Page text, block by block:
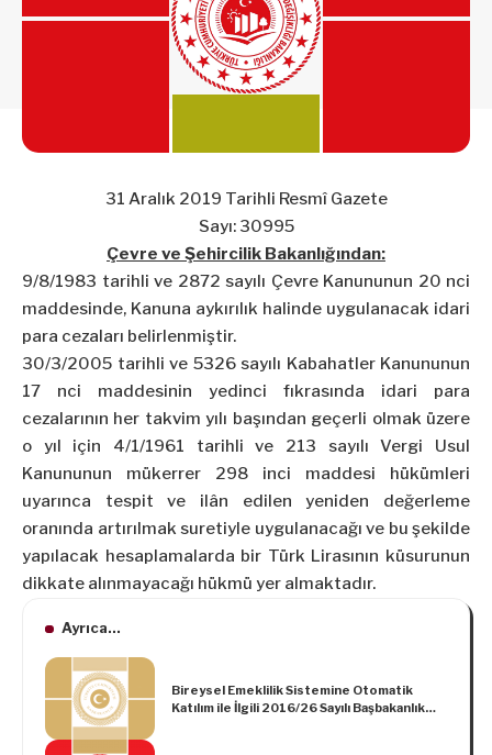
31 Aralık 2019 Tarihli Resmî Gazete
Sayı: 30995
Çevre ve Şehircilik Bakanlığından:
9/8/1983 tarihli ve 2872 sayılı Çevre Kanununun 20 nci
maddesinde, Kanuna aykırılık halinde uygulanacak idari
para cezaları belirlenmiştir.
30/3/2005 tarihli ve 5326 sayılı Kabahatler Kanununun
17 nci maddesinin yedinci fıkrasında idari para
cezalarının her takvim yılı başından geçerli olmak üzere
o yıl için 4/1/1961 tarihli ve 213 sayılı Vergi Usul
Kanununun mükerrer 298 inci maddesi hükümleri
uyarınca tespit ve ilân edilen yeniden değerleme
oranında artırılmak suretiyle uygulanacağı ve bu şekilde
yapılacak hesaplamalarda bir Türk Lirasının küsurunun
dikkate alınmayacağı hükmü yer almaktadır.
Ayrıca...
Bireysel Emeklilik Sistemine Otomatik
Katılım ile İlgili 2016/26 Sayılı Başbakanlık